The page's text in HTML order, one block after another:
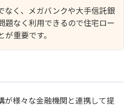
なく、メガバンクや大手信託銀
題なく利用できるので住宅ロー
重要です。
が様々な金融機関と連携して提